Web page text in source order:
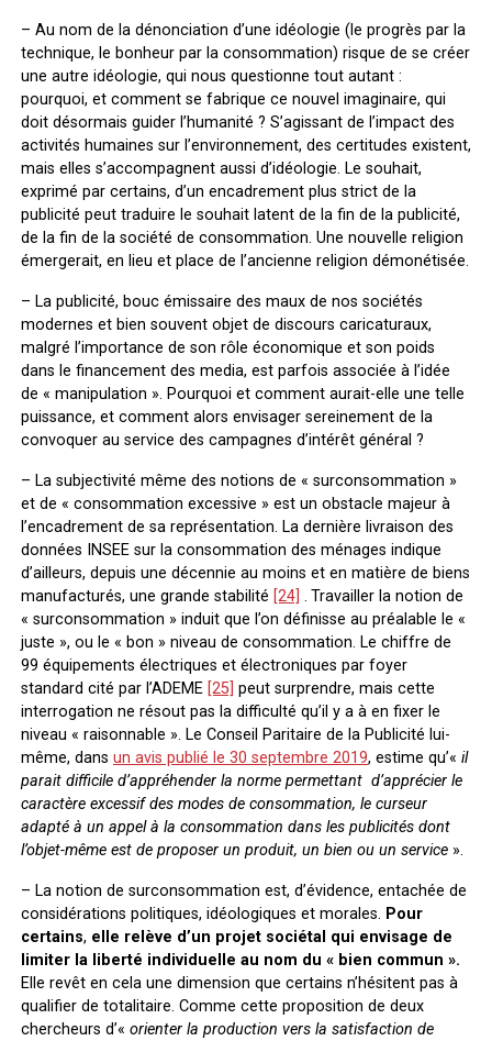
– Au nom de la dénonciation d’une idéologie (le progrès par la
technique, le bonheur par la consommation) risque de se créer
une autre idéologie, qui nous questionne tout autant :
pourquoi, et comment se fabrique ce nouvel imaginaire, qui
doit désormais guider l’humanité ? S’agissant de l’impact des
activités humaines sur l’environnement, des certitudes existent,
mais elles s’accompagnent aussi d’idéologie. Le souhait,
exprimé par certains, d’un encadrement plus strict de la
publicité peut traduire le souhait latent de la fin de la publicité,
de la fin de la société de consommation. Une nouvelle religion
émergerait, en lieu et place de l’ancienne religion démonétisée.
– La publicité, bouc émissaire des maux de nos sociétés
modernes et bien souvent objet de discours caricaturaux,
malgré l’importance de son rôle économique et son poids
dans le financement des media, est parfois associée à l’idée
de « manipulation ». Pourquoi et comment aurait-elle une telle
puissance, et comment alors envisager sereinement de la
convoquer au service des campagnes d’intérêt général ?
– La subjectivité même des notions de « surconsommation »
et de « consommation excessive » est un obstacle majeur à
l’encadrement de sa représentation. La dernière livraison des
données INSEE sur la consommation des ménages indique
d’ailleurs, depuis une décennie au moins et en matière de biens
manufacturés, une grande stabilité [24] . Travailler la notion de
« surconsommation » induit que l’on définisse au préalable le «
juste », ou le « bon » niveau de consommation. Le chiffre de
99 équipements électriques et électroniques par foyer
standard cité par l’ADEME [25] peut surprendre, mais cette
interrogation ne résout pas la difficulté qu’il y a à en fixer le
niveau « raisonnable ». Le Conseil Paritaire de la Publicité lui-
même, dans un avis publié le 30 septembre 2019, estime qu’« il
parait difficile d’appréhender la norme permettant d’apprécier le
caractère excessif des modes de consommation, le curseur
adapté à un appel à la consommation dans les publicités dont
l’objet-même est de proposer un produit, un bien ou un service».
– La notion de surconsommation est, d’évidence, entachée de
considérations politiques, idéologiques et morales. Pour
certains, elle relève d’un projet sociétal qui envisage de
limiter la liberté individuelle au nom du « bien commun ».
Elle revêt en cela une dimension que certains n’hésitent pas à
qualifier de totalitaire. Comme cette proposition de deux
chercheurs d’« orienter la production vers la satisfaction de